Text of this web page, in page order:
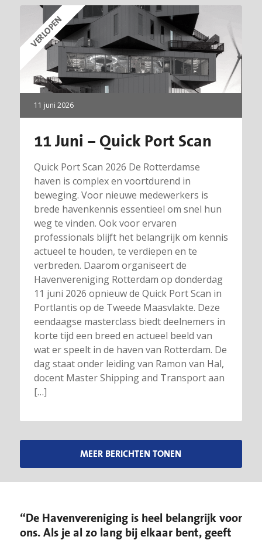
VERLOPEN
11 juni 2026
11 Juni – Quick Port Scan
Quick Port Scan 2026 De Rotterdamse
haven is complex en voortdurend in
beweging. Voor nieuwe medewerkers is
brede havenkennis essentieel om snel hun
weg te vinden. Ook voor ervaren
professionals blijft het belangrijk om kennis
actueel te houden, te verdiepen en te
verbreden. Daarom organiseert de
Havenvereniging Rotterdam op donderdag
11 juni 2026 opnieuw de Quick Port Scan in
Portlantis op de Tweede Maasvlakte. Deze
eendaagse masterclass biedt deelnemers in
korte tijd een breed en actueel beeld van
wat er speelt in de haven van Rotterdam. De
dag staat onder leiding van Ramon van Hal,
docent Master Shipping and Transport aan
[…]
MEER BERICHTEN TONEN
“De Havenvereniging is heel belangrijk voor
ons. Als je al zo lang bij elkaar bent, geeft